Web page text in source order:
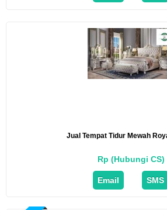
Jual Tempat Tidur Mewah
Rp (Hubungi CS)
Email SMS